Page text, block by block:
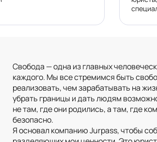
Свобода — одна из главных
каждого. Мы все стремимся быть
реализовать, чем зарабатывать на
убрать границы и дать людям
не там, где они родились, а там, где
безопасно.
Я основал компанию Jurpass, чтобы